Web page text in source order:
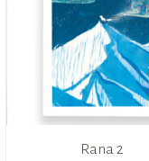
Rana 2